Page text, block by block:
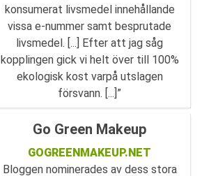
konsumerat livsmedel innehållande
vissa e-nummer samt besprutade
livsmedel. [...] Efter att jag såg
kopplingen gick vi helt över till 100%
ekologisk kost varpå utslagen
försvann. [...]”
Go Green Makeup
GOGREENMAKEUP.NET
Bloggen nominerades av dess stora